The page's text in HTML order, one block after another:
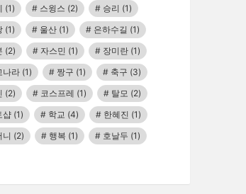
(1) 스윙스 (2) 승리 (1)
(1) 울산 (1) 은하수길 (1)
(2) 자스민 (1) 장미란 (1)
나라 (1) 짱구 (1) 축구 (3)
(2) 코스프레 (1) 탈모 (2)
샵 (1) 학교 (4) 한혜진 (1)
니 (2) 행복 (1) 호날두 (1)